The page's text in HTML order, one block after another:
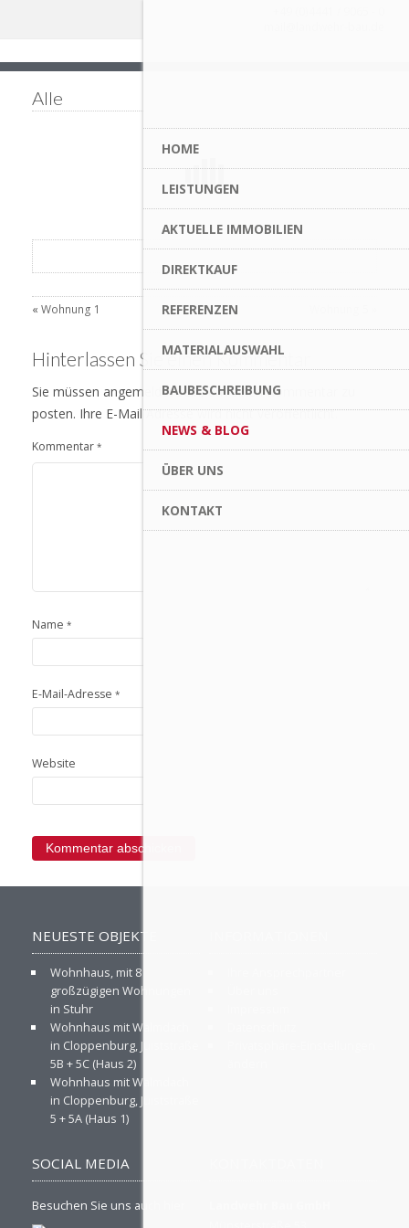
HOME
LEISTUNGEN
AKTUELLE IMMOBILIEN
DIREKTKAUF
REFERENZEN
MATERIALAUSWAHL
BAUBESCHREIBUNG
NEWS & BLOG
ÜBER UNS
KONTAKT
Alle
« Wohnung 1
Hinterlassen Sie einen Kommentar
Sie müssen angemeldet sein, um einen Kommentar zu
posten. Ihre E-Mail Adresse wird nicht veröffentlicht.
Kommentar *
Name *
E-Mail-Adresse *
Website
NEUESTE OBJEKTE
Wohnhaus, mit 8
großzügigen Wohnungen
in Stuhr
Wohnhaus mit Walmdach
in Cloppenburg, Juiststraße
5B + 5C (Haus 2)
Wohnhaus mit Walmdach
in Cloppenburg, Juiststraße
5 + 5A (Haus 1)
SOCIAL MEDIA
Besuchen Sie uns auch hier